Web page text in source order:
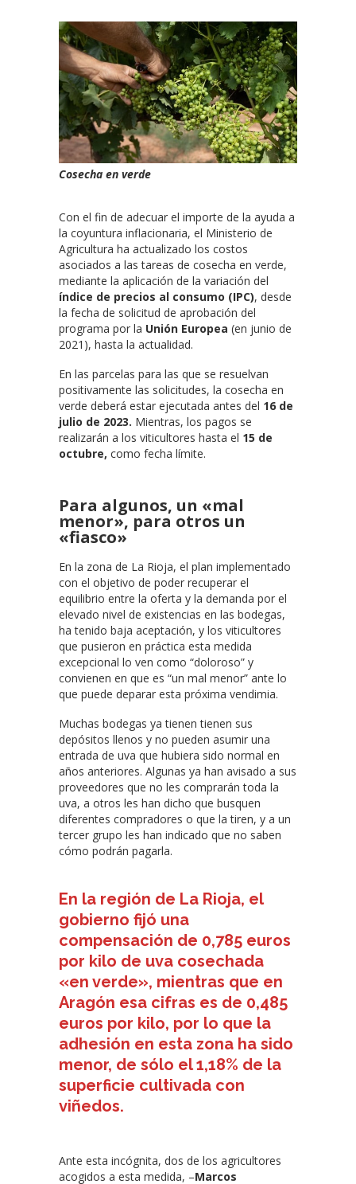
Cosecha en verde
Con el fin de adecuar el importe de la ayuda a
la coyuntura inflacionaria, el Ministerio de
Agricultura ha actualizado los costos
asociados a las tareas de cosecha en verde,
mediante la aplicación de la variación del
índice de precios al consumo (IPC), desde
la fecha de solicitud de aprobación del
programa por la Unión Europea (en junio de
2021), hasta la actualidad.
En las parcelas para las que se resuelvan
positivamente las solicitudes, la cosecha en
verde deberá estar ejecutada antes del 16 de
julio de 2023. Mientras, los pagos se
realizarán a los viticultores hasta el 15 de
octubre, como fecha límite.
Para algunos, un «mal
menor», para otros un
«fiasco»
En la zona de La Rioja, el plan implementado
con el objetivo de poder recuperar el
equilibrio entre la oferta y la demanda por el
elevado nivel de existencias en las bodegas,
ha tenido baja aceptación, y los viticultores
que pusieron en práctica esta medida
excepcional lo ven como “doloroso” y
convienen en que es “un mal menor” ante lo
que puede deparar esta próxima vendimia.
Muchas bodegas ya tienen tienen sus
depósitos llenos y no pueden asumir una
entrada de uva que hubiera sido normal en
años anteriores. Algunas ya han avisado a sus
proveedores que no les comprarán toda la
uva, a otros les han dicho que busquen
diferentes compradores o que la tiren, y a un
tercer grupo les han indicado que no saben
cómo podrán pagarla.
En la región de La Rioja, el
gobierno fijó una
compensación de 0,785 euros
por kilo de uva cosechada
«en verde», mientras que en
Aragón esa cifras es de 0,485
euros por kilo, por lo que la
adhesión en esta zona ha sido
menor, de sólo el 1,18% de la
superficie cultivada con
viñedos.
Ante esta incógnita, dos de los agricultores
acogidos a esta medida, –Marcos